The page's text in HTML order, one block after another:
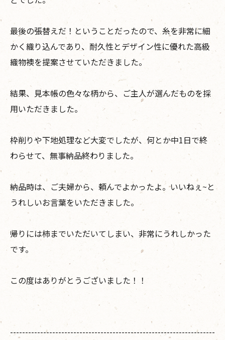
最後の張替えだ！ということだったので、糸を非常に細
かく織り込んであり、耐久性とデザイン性に優れた高級
織物襖を提案させていただきました。
結果、見本帳の色々な柄から、ご主人が選んだものを採
用いただきました。
枠削りや下地処理など大変でしたが、何とか中1日で終
わらせて、無事納品終わりました。
納品時は、ご夫婦から、頼んでよかったよ。いいねぇ~と
うれしいお言葉をいただきました。
帰りには柿までいただいてしまい、非常にうれしかった
です。
この度はありがとうございました！！
--------------------------------------------------------------------